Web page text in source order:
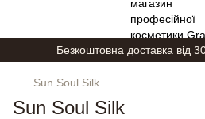
Безкоштовна доставка від
Sun Soul Silk
Sun Soul Silk